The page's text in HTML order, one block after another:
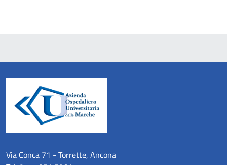
Via Conca 71 - Torrette, Ancona